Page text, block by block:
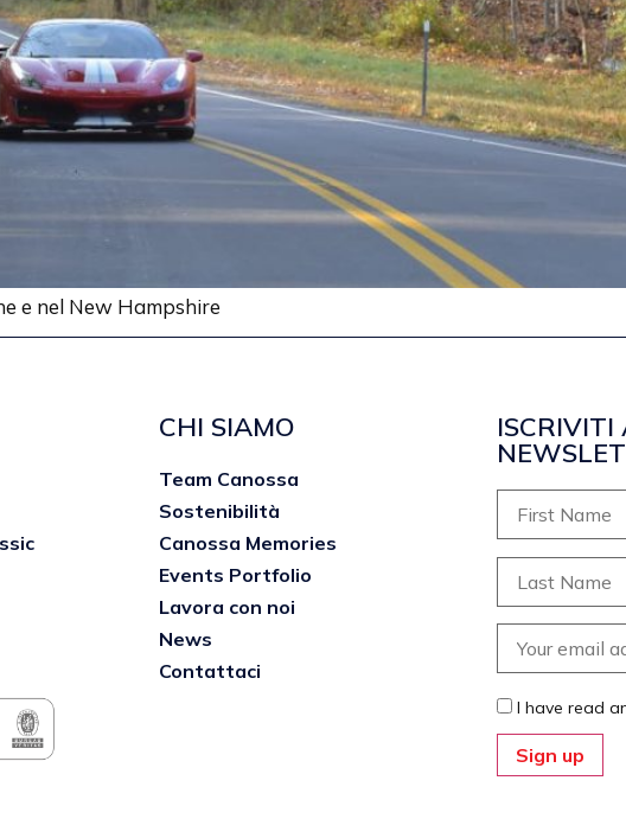
e nel New Hampshire
CHI SIAMO
Team Canossa
Sostenibilità
Canossa Memories
Events Portfolio
Lavora con noi
News
Contattaci
I have read